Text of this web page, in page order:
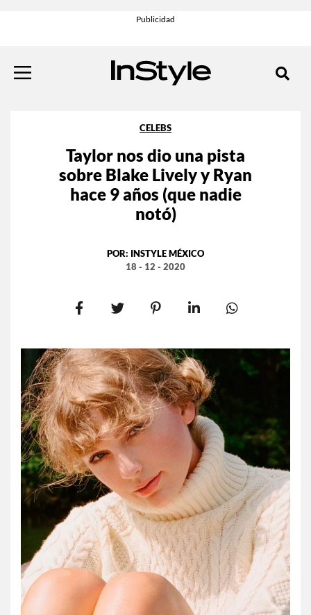
CELEBS
Taylor nos dio una pista
sobre Blake Lively y Ryan
hace 9 años (que nadie
notó)
POR: INSTYLE MÉXICO
18 - 12 - 2020